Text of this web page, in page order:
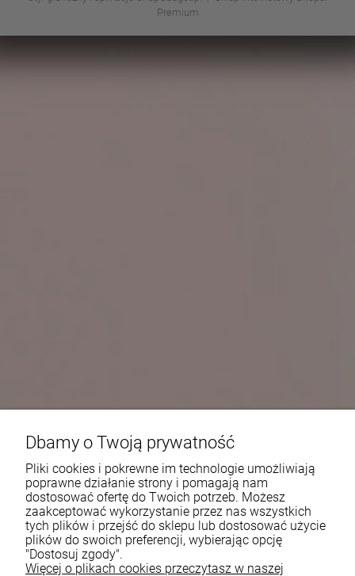
Premium
Dbamy o Twoją prywatność
Pliki cookies i pokrewne im technologie umożliwiają
poprawne działanie strony i pomagają nam
dostosować ofertę do Twoich potrzeb. Możesz
zaakceptować wykorzystanie przez nas wszystkich
tych plików i przejść do sklepu lub dostosować użycie
plików do swoich preferencji, wybierając opcję
"Dostosuj zgody".
Więcej o plikach cookies przeczytasz w naszej